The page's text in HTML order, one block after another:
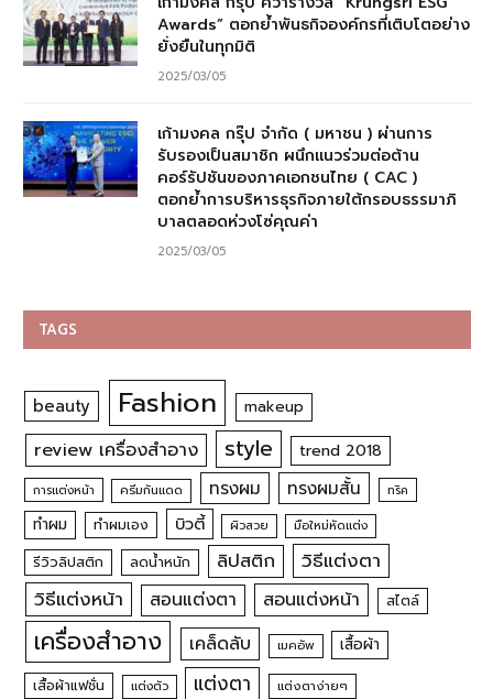
Awards” ตอกย้ำพันธกิจองค์กรที่เติบโตอย่าง
ยั่งยืนในทุกมิติ
2025/03/05
เก้ามงคล กรุ๊ป จำกัด ( มหาชน ) ผ่านการ
รับรองเป็นสมาชิก ผนึกแนวร่วมต่อต้าน
คอร์รัปชันของภาคเอกชนไทย ( CAC )
ตอกย้ำการบริหารธุรกิจภายใต้กรอบธรรมาภิ
บาลตลอดห่วงโซ่คุณค่า
2025/03/05
TAGS
beauty Fashion makeup
review เครื่องสำอาง style trend 2018
การแต่งหน้า ครีมกันแดด ทรงผม ทรงผมสั้น ทริค
ทำผม ทำผมเอง บิวตี้ ผิวสวย มือใหม่หัดแต่ง
รีวิวลิปสติก ลดน้ำหนัก ลิปสติก
วิธีแต่งตา
วิธีแต่งหน้า
สอนแต่งตา สอนแต่งหน้า สไตล์
เครื่องสำอาง เคล็ดลับ เมคอัพ เสื้อผ้า
เสื้อผ้าแฟชั่น แต่งตัว แต่งตา แต่งตาง่ายๆ